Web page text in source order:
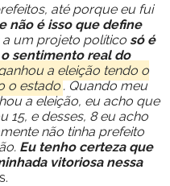
até porque eu fui
não é isso que define
a um projeto político só é
sentimento real do
a eleição tendo o
o estado. Quando meu
a eleição, eu acho que
15, e desses, 8 eu acho
não tinha prefeito
Eu tenho certeza que
vitoriosa nessa